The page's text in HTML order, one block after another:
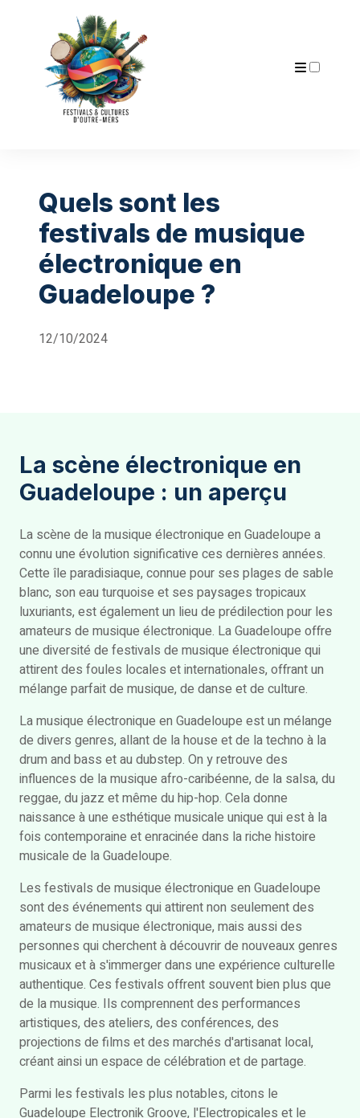
Quels sont les
festivals de musique
électronique en
Guadeloupe ?
12/10/2024
La scène électronique en
Guadeloupe : un aperçu
La scène de la musique électronique en Guadeloupe a
connu une évolution significative ces dernières années.
Cette île paradisiaque, connue pour ses plages de sable
blanc, son eau turquoise et ses paysages tropicaux
luxuriants, est également un lieu de prédilection pour les
amateurs de musique électronique. La Guadeloupe offre
une diversité de festivals de musique électronique qui
attirent des foules locales et internationales, offrant un
mélange parfait de musique, de danse et de culture.
La musique électronique en Guadeloupe est un mélange
de divers genres, allant de la house et de la techno à la
drum and bass et au dubstep. On y retrouve des
influences de la musique afro-caribéenne, de la salsa, du
reggae, du jazz et même du hip-hop. Cela donne
naissance à une esthétique musicale unique qui est à la
fois contemporaine et enracinée dans la riche histoire
musicale de la Guadeloupe.
Les festivals de musique électronique en Guadeloupe
sont des événements qui attirent non seulement des
amateurs de musique électronique, mais aussi des
personnes qui cherchent à découvrir de nouveaux genres
musicaux et à s'immerger dans une expérience culturelle
authentique. Ces festivals offrent souvent bien plus que
de la musique. Ils comprennent des performances
artistiques, des ateliers, des conférences, des
projections de films et des marchés d'artisanat local,
créant ainsi un espace de célébration et de partage.
Parmi les festivals les plus notables, citons le
Guadeloupe Electronik Groove, l'Electropicales et le